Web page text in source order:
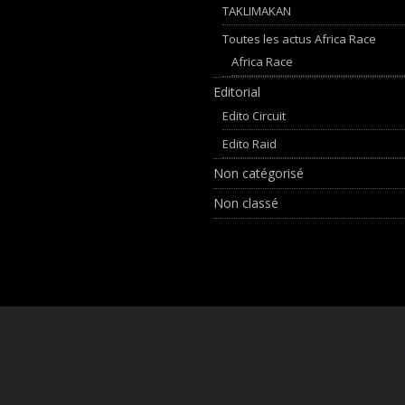
TAKLIMAKAN
Toutes les actus Africa Race
Africa Race
Editorial
Edito Circuit
Edito Raid
Non catégorisé
Non classé